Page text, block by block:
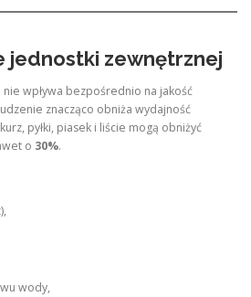
jednostki zewnętrznej
wpływa bezpośrednio na jakość
znacząco obniża wydajność
pyłki, piasek i liście mogą obniżyć
o 30%.
wody,